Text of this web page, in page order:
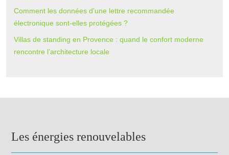
Comment les données d’une lettre recommandée
électronique sont-elles protégées ?
Villas de standing en Provence : quand le confort moderne
rencontre l’architecture locale
Les énergies renouvelables